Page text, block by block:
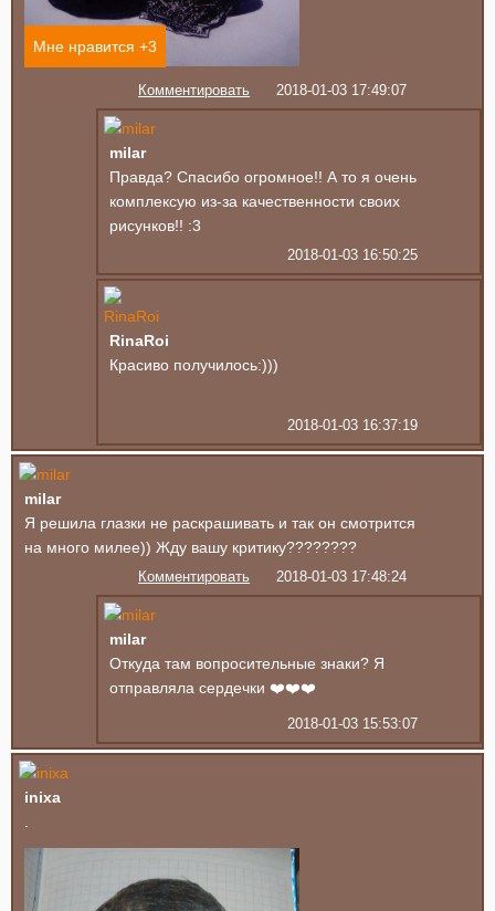
Мне нравится +3
Комментировать 2018-01-03 17:49:07
milar
Правда? Спасибо огромное!! А то я очень
комплексую из-за качественности своих
рисунков!! :3
2018-01-03 16:50:25
RinaRoi
Красиво получилось:)))
2018-01-03 16:37:19
milar
Я решила глазки не раскрашивать и так он смотрится
на много милее)) Жду вашу критику????????
Комментировать 2018-01-03 17:48:24
milar
Откуда там вопросительные знаки? Я
отправляла сердечки ❤️❤️❤️
2018-01-03 15:53:07
inixa